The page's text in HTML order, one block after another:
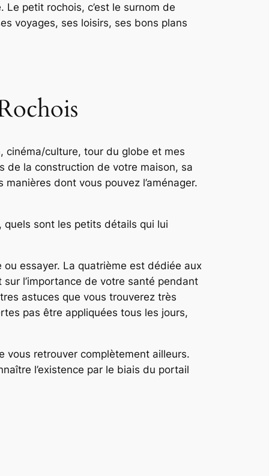
petit rochois, c’est le surnom de
voyages, ses loisirs, ses bons plans
cinéma/culture, tour du globe et mes
de la construction de votre maison, sa
dont vous pouvez l’aménager.
quels sont les petits détails qui lui
essayer. La quatrième est dédiée aux
l’importance de votre santé pendant
astuces que vous trouverez très
pas être appliquées tous les jours,
vous retrouver complètement ailleurs.
l’existence par le biais du portail